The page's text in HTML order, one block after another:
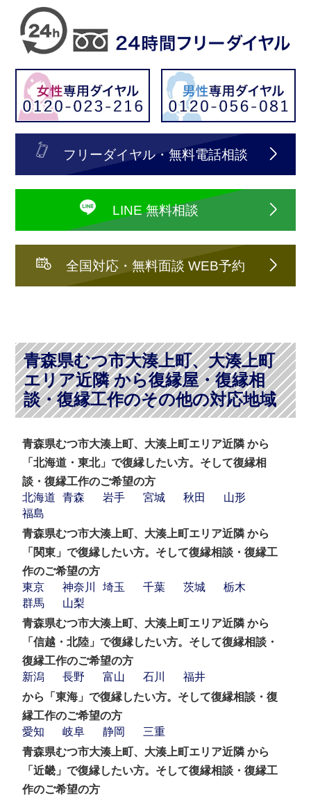
フリーダイヤル・無料電話相談
LINE 無料相談
全国対応・無料面談 WEB予約
青森県むつ市大湊上町、大湊上町
エリア近隣 から復縁屋・復縁相
談・復縁工作のその他の対応地域
青森県むつ市大湊上町、大湊上町エリア近隣 から
「北海道・東北」で復縁したい方。そして復縁相
談・復縁工作のご希望の方
北海道
青森 岩手 宮城 秋田
山形
福島
青森県むつ市大湊上町、大湊上町エリア近隣 から
「関東」で復縁したい方。そして復縁相談・復縁工
作のご希望の方
東京
神奈川 埼玉 千葉 茨城
栃木
群馬
山梨
青森県むつ市大湊上町、大湊上町エリア近隣 から
「信越・北陸」で復縁したい方。そして復縁相談・
復縁工作のご希望の方
新潟
長野 富山 石川
福井
から「東海」で復縁したい方。そして復縁相談・復
縁工作のご希望の方
愛知
岐阜 静岡
三重
青森県むつ市大湊上町、大湊上町エリア近隣 から
「近畿」で復縁したい方。そして復縁相談・復縁工
作のご希望の方